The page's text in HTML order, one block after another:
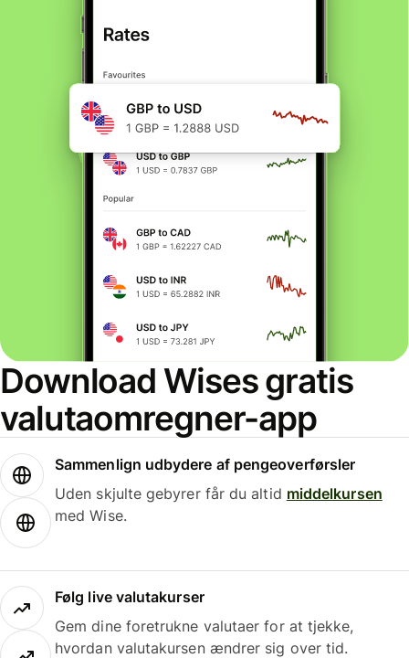
Download Wises gratis
valutaomregner-app
Sammenlign udbydere af pengeoverførsler
Uden skjulte gebyrer får du altid middelkursen
med Wise.
Følg live valutakurser
Gem dine foretrukne valutaer for at tjekke,
hvordan valutakursen ændrer sig over tid.